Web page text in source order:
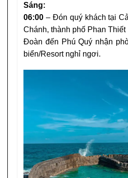
Sáng:
06:00 – Đón quý khách tại
Chánh, thành phố Phan
Đoàn đến Phú Quý nhận
biển/Resort nghỉ ngơi.